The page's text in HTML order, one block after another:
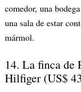
comedor, una
una sala de estar
mármol.
14. La finca de
Hilfiger (US$